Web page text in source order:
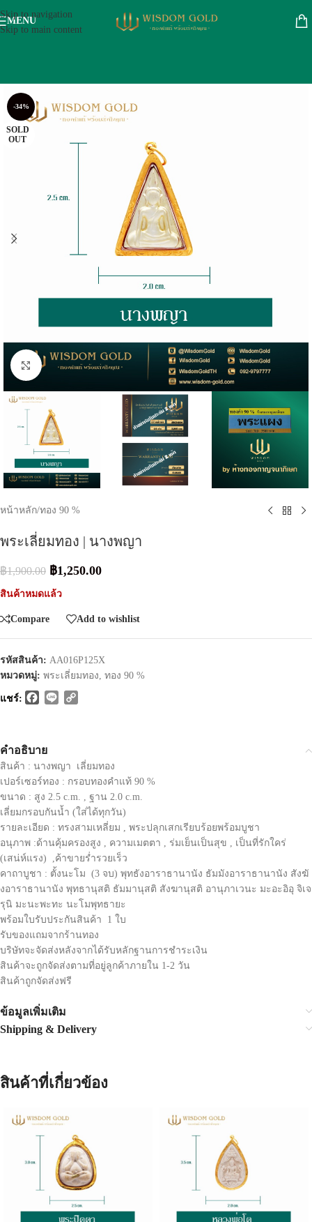
Skip to navigation
Skip to main content
MENU
-34%
SOLD
OUT
Click to enlarge
หน้าหลัก/ทอง 90 %
พระเลี่ยมทอง | นางพญา
฿1,900.00 ฿1,250.00
สินค้าหมดแล้ว
Compare Add to wishlist
รหัสสินค้า: AA016P125X
หมวดหมู่: พระเลี่ยมทอง, ทอง 90 %
แชร์: Facebook
Line
คำอธิบาย
สินค้า : นางพญา เลี่ยมทอง
เปอร์เซอร์ทอง : กรอบทองคำแท้ 90 %
ขนาด : สูง 2.5 c.m. , ฐาน 2.0 c.m.
เลี่ยมกรอบกันน้ำ (ใส่ได้ทุกวัน)
รายละเอียด : ทรงสามเหลี่ยม , พระปลุกเสกเรียบร้อยพร้อมบูชา
อนุภาพ :ด้านคุ้มครองสูง , ความเมตตา , ร่มเย็นเป็นสุข , เป็นที่รักใคร่
(เสน่ห์แรง) ,ค้าขายร่ำรวยเร็ว
คาถาบูชา : ตั้งนะโม (3 จบ) พุทธังอาราธานานัง ธัมมังอาราธานานัง สังฆั
งอาราธานานัง พุทธานุสติ ธัมมานุสติ สังฆานุสติ อานุภาเวนะ มะอะอิอุ จิเจ
รุนิ มะนะพะทะ นะโมพุทธายะ
พร้อมใบรับประกันสินค้า 1 ใบ
รับของแถมจากร้านทอง
บริษัทจะจัดส่งหลังจากได้รับหลักฐานการชำระเงิน
สินค้าจะถูกจัดส่งตามที่อยู่ลูกค้าภายใน 1-2 วัน
สินค้าถูกจัดส่งฟรี
ข้อมูลเพิ่มเติม
Shipping & Delivery
สินค้าที่เกี่ยวข้อง